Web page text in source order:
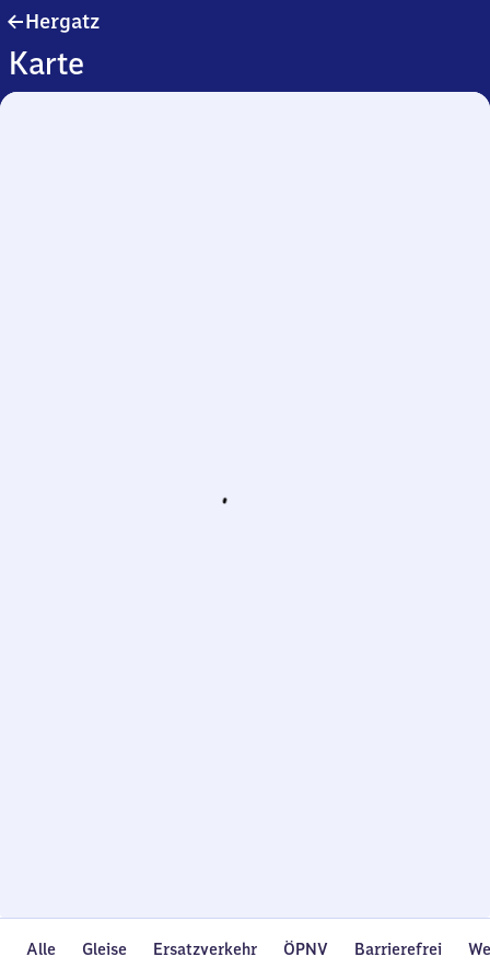
Hergatz
Karte
Alle Gleise Ersatzverkehr ÖPNV Barrierefrei